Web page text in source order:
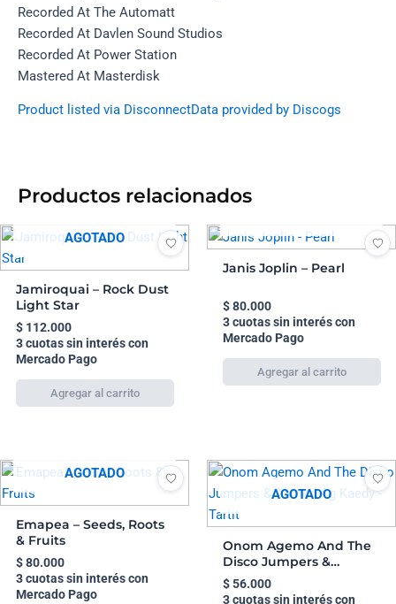
Recorded At The Automatt
Recorded At Davlen Sound Studios
Recorded At Power Station
Mastered At Masterdisk
Product listed via DisconnectData provided by Discogs
Productos relacionados
AGOTADO
Jamiroquai – Rock Dust
Light Star
$112.000
3 cuotas sin interés con
Mercado Pago
Janis Joplin – Pearl
$80.000
3 cuotas sin interés con
Mercado Pago
AGOTADO
Emapea – Seeds, Roots
& Fruits
$80.000
3 cuotas sin interés con
Mercado Pago
AGOTADO
Onom Agemo And The
Disco Jumpers &
Ahmed Ag Kaedy –
Tartit
$56.000
3 cuotas sin interés con